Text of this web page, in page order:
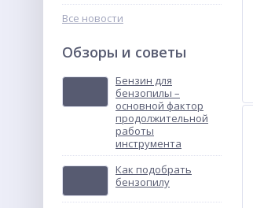
Все новости
Обзоры и советы
Бензин для
бензопилы –
основной фактор
продолжительной
работы
инструмента
Как подобрать
бензопилу